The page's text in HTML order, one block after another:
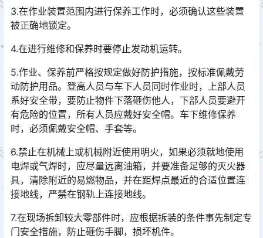
3.在作业装置范围内进行保养工作时，必须确认这些装置
被正确地锁定。
4.在进行维修和保养时要停止发动机运转。
5.作业、保养前严格按规定做好防护措施，按标准佩戴劳
动防护用品。登高人员与车下人员同时作业时，上部人员
系好安全带，要防止物件下落砸伤他人，下部人员要避开
有危险的位置，所有人员应戴好安全帽。车下维修保养
时，必须佩戴安全帽、手套等。󠅅󠅃󠄵󠅂󠄪󠇖󠆨󠆨󠇕󠆞󠆒󠅬󠇘󠆭󠆘󠇙󠆝󠅵󠇗󠆭󠆁󠄐󠇗󠅹󠅸󠇖󠆍󠅳󠇖󠅹󠅰󠇖󠆌󠅹
6.禁止在机械上或机械附近使用明火，如果必须就地使用
电焊或气焊时，应尽量远离油箱，并要准备足够的灭火器
具，清除附近的易燃物品，并在距焊点最近的合适位置连
接地线，严禁在钢轨上连接地线。󠅅󠅃󠄵󠅂󠄪󠇖󠆨󠆨󠇕󠆞󠆒󠅬󠇘󠆭󠆘󠇙󠆝󠅵󠇗󠆭󠆁󠄐󠇗󠅹󠅸󠇖󠆍󠅳󠇖󠅹󠅰󠇖󠆌󠅹
7.在现场拆卸较大零部件时，应根据拆装的条件事先制定专
门安全措施，防止砸伤手脚，损坏机件。